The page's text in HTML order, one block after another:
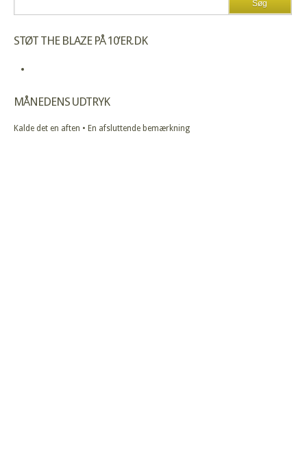
STØT THE BLAZE PÅ 10’ER.DK
MÅNEDENS UDTRYK
Kalde det en aften • En afsluttende bemærkning